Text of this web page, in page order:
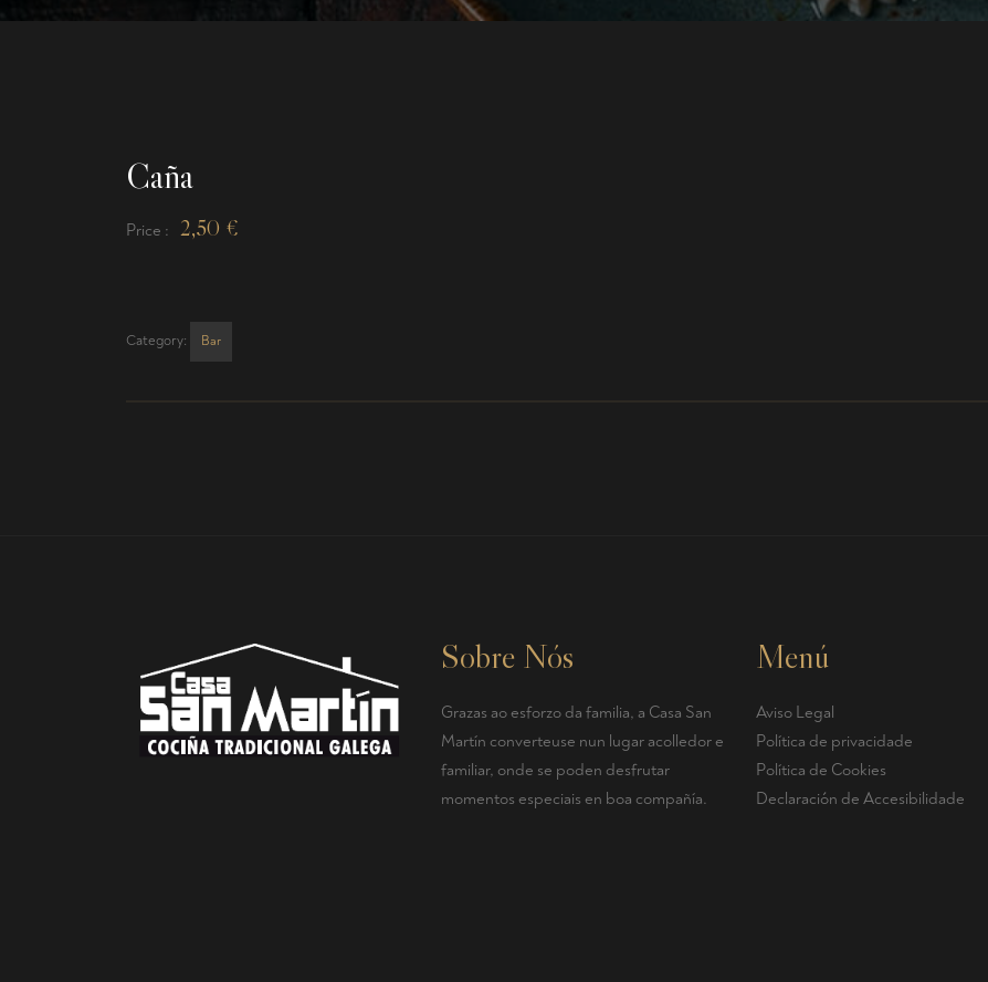
Caña
Price : 2,50 €
Category: Bar
Sobre Nós
Grazas ao esforzo da familia, a Casa San
Martín converteuse nun lugar acolledor e
familiar, onde se poden desfrutar
momentos especiais en boa compañía.
Menú
Aviso Legal
Política de privacidade
Política de Cookies
Declaración de Accesibilidade